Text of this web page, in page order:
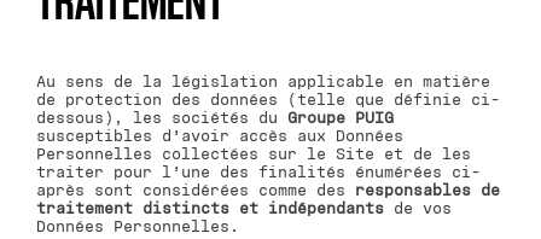
Au sens de la législation applicable en matière
de protection des données (telle que définie ci-
dessous), les sociétés du Groupe PUIG
susceptibles d’avoir accès aux Données
Personnelles collectées sur le Site et de les
traiter pour l’une des finalités énumérées ci-
après sont considérées comme des responsables de
traitement distincts et indépendants de vos
Données Personnelles.